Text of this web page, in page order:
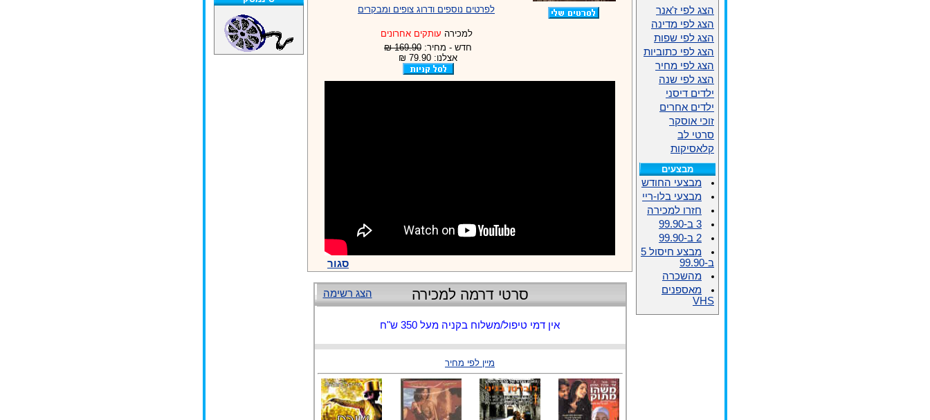
לפרטים נוספים ודרוג צופים ומבקרים
למכירה עותקים אחרונים
חדש - מחיר: 169.90 ₪
אצלנו: 79.90 ₪
סגור
הצג רשימה סרטי דרמה למכירה
אין דמי טיפול/משלוח בקניה מעל 350 ש"ח
מיין לפי מחיר
הצג לפי ז'אנר
הצג לפי מדינה
הצג לפי שפות
הצג לפי כתוביות
הצג לפי מחיר
הצג לפי שנה
ילדים דיסני
ילדים אחרים
זוכי אוסקר
סרטי לב
קלאסיקות
מבצעים
מבצעי החודש
מבצעי בלו-ריי
חזרו למכירה
3 ב-99.90
2 ב-99.90
מבצע חיסול 5
ב-99.90
מהשכרה
מאספנים
VHS